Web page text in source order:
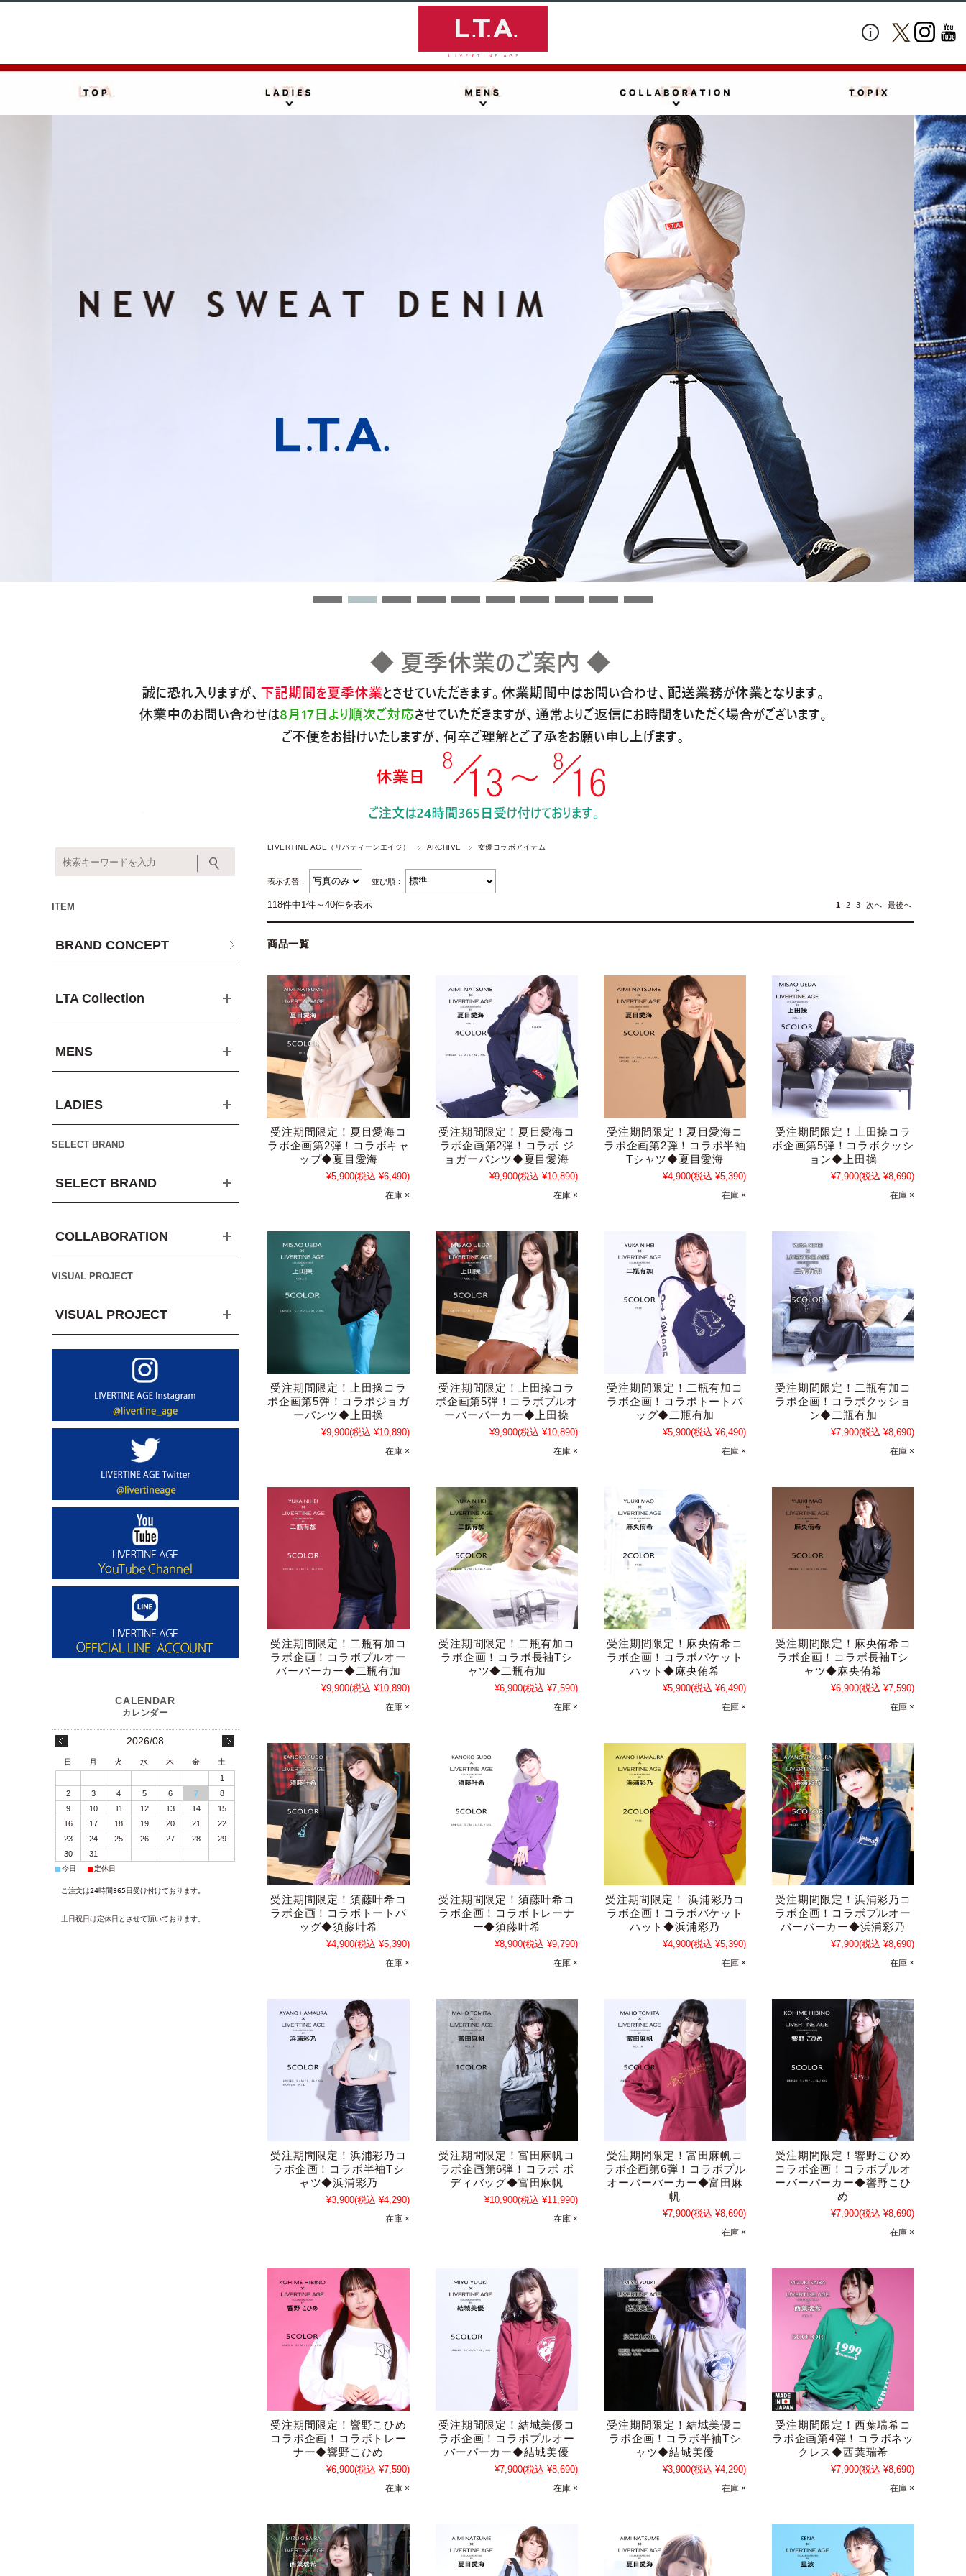
LIVERTINE AGE（リバティーンエイジ） ARCHIVE 女優コラボアイテム
表示切替： 並び順：
118件中1件～40件を表示 1 2 3 次へ 最後へ
商品一覧
受注期間限定！夏目愛海コ
ラボ企画第2弾！コラボキャ
ップ◆夏目愛海
¥5,900(税込 ¥6,490)
在庫 ×
受注期間限定！夏目愛海コ
ラボ企画第2弾！コラボ ジ
ョガーパンツ◆夏目愛海
¥9,900(税込 ¥10,890)
在庫 ×
受注期間限定！夏目愛海コ
ラボ企画第2弾！コラボ半袖
Tシャツ◆夏目愛海
¥4,900(税込 ¥5,390)
在庫 ×
受注期間限定！上田操コラ
ボ企画第5弾！コラボクッシ
ョン◆上田操
¥7,900(税込 ¥8,690)
在庫 ×
受注期間限定！上田操コラ
ボ企画第5弾！コラボジョガ
ーパンツ◆上田操
¥9,900(税込 ¥10,890)
在庫 ×
受注期間限定！上田操コラ
ボ企画第5弾！コラボプルオ
ーバーパーカー◆上田操
¥9,900(税込 ¥10,890)
在庫 ×
受注期間限定！二瓶有加コ
ラボ企画！コラボトートバ
ッグ◆二瓶有加
¥5,900(税込 ¥6,490)
在庫 ×
受注期間限定！二瓶有加コ
ラボ企画！コラボクッショ
ン◆二瓶有加
¥7,900(税込 ¥8,690)
在庫 ×
受注期間限定！二瓶有加コ
ラボ企画！コラボプルオー
バーパーカー◆二瓶有加
¥9,900(税込 ¥10,890)
在庫 ×
受注期間限定！二瓶有加コ
ラボ企画！コラボ長袖Tシ
ャツ◆二瓶有加
¥6,900(税込 ¥7,590)
在庫 ×
受注期間限定！麻央侑希コ
ラボ企画！コラボバケット
ハット◆麻央侑希
¥5,900(税込 ¥6,490)
在庫 ×
受注期間限定！麻央侑希コ
ラボ企画！コラボ長袖Tシ
ャツ◆麻央侑希
¥6,900(税込 ¥7,590)
在庫 ×
受注期間限定！須藤叶希コ
ラボ企画！コラボトートバ
ッグ◆須藤叶希
¥4,900(税込 ¥5,390)
在庫 ×
受注期間限定！須藤叶希コ
ラボ企画！コラボトレーナ
ー◆須藤叶希
¥8,900(税込 ¥9,790)
在庫 ×
受注期間限定！ 浜浦彩乃コ
ラボ企画！コラボバケット
ハット◆浜浦彩乃
¥4,900(税込 ¥5,390)
在庫 ×
受注期間限定！浜浦彩乃コ
ラボ企画！コラボプルオー
バーパーカー◆浜浦彩乃
¥7,900(税込 ¥8,690)
在庫 ×
受注期間限定！浜浦彩乃コ
ラボ企画！コラボ半袖Tシ
ャツ◆浜浦彩乃
¥3,900(税込 ¥4,290)
在庫 ×
受注期間限定！富田麻帆コ
ラボ企画第6弾！コラボ ボ
ディバッグ◆富田麻帆
¥10,900(税込 ¥11,990)
在庫 ×
受注期間限定！富田麻帆コ
ラボ企画第6弾！コラボプル
オーバーパーカー◆富田麻
帆
¥7,900(税込 ¥8,690)
在庫 ×
受注期間限定！響野こひめ
コラボ企画！コラボプルオ
ーバーパーカー◆響野こひ
め
¥7,900(税込 ¥8,690)
在庫 ×
受注期間限定！響野こひめ
コラボ企画！コラボトレー
ナー◆響野こひめ
¥6,900(税込 ¥7,590)
在庫 ×
受注期間限定！結城美優コ
ラボ企画！コラボプルオー
バーパーカー◆結城美優
¥7,900(税込 ¥8,690)
在庫 ×
受注期間限定！結城美優コ
ラボ企画！コラボ半袖Tシ
ャツ◆結城美優
¥3,900(税込 ¥4,290)
在庫 ×
受注期間限定！西葉瑞希コ
ラボ企画第4弾！コラボネッ
クレス◆西葉瑞希
¥7,900(税込 ¥8,690)
在庫 ×
ITEM
BRAND CONCEPT
LTA Collection
MENS
LADIES
SELECT BRAND
SELECT BRAND
COLLABORATION
VISUAL PROJECT
VISUAL PROJECT
2026/08
日 月 火 水 木 金
土
1
2
3 4 5 6 7
8
9
10 11 12 13 14
15
16
17 18 19 20 21
22
23
24 25 26 27 28
29
30
31
■今日 ■定休日
ご注文は24時間365日受け付けております。
土日祝日は定休日とさせて頂いております。